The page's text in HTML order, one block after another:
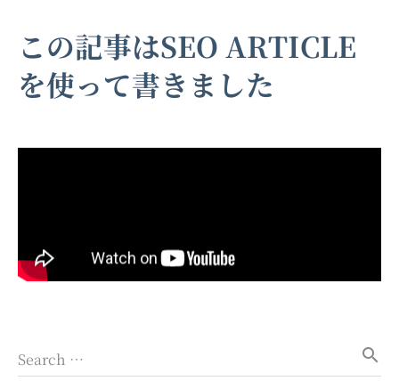
この記事はSEO ARTICLE
を使って書きました
Search … search